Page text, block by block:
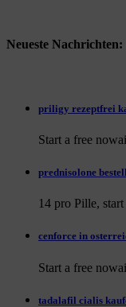
Neueste Nachrichten:
priligy rezeptfrei
Start a free
prednisolone
14 pro Pille,
cenforce in
Start a free
tadalafil cialis